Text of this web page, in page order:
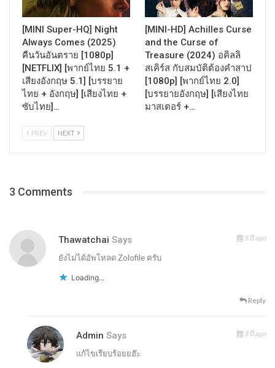
[MINI Super-HQ] Night
Always Comes (2025)
คืนวันอันตราย [1080p]
[NETFLIX] [พากย์ไทย 5.1 +
เสียงอังกฤษ 5.1] [บรรยาย
ไทย + อังกฤษ] [เสียงไทย +
ซับไทย]…
[MINI-HD] Achilles Curse
and the Curse of
Treasure (2024) อคิลลิ
สเคิร์ส กับสมบัติต้องคำสาป
[1080p] [พากย์ไทย 2.0]
[บรรยายอังกฤษ] [เสียงไทย
มาสเตอร์ +…
PREV NEXT
3 Comments
Thawatchai Says 5 ปี ago
ยังไม่ได้อัพโหลด Zolofile ครับ
Loading...
Reply
Admin Says 5 ปี ago
แก้ไขเรียบร้อยยฮ๊ะ